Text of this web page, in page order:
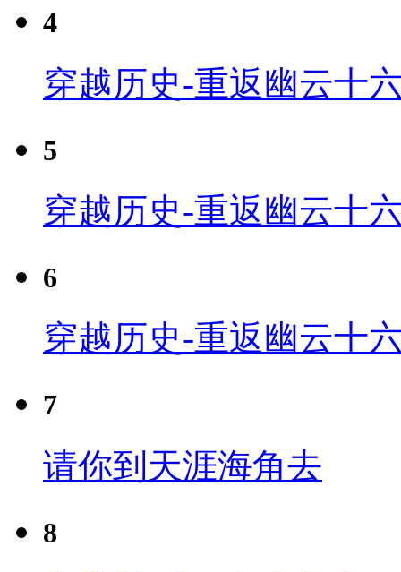
4
穿越历史-重返幽云十
5
穿越历史-重返幽云十
6
穿越历史-重返幽云十
7
请你到天涯海角去
8